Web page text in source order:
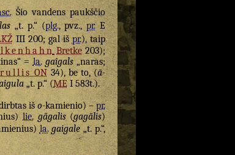
Šio vandens paukščio
„t. p.“ (plg., pvz.,pr.E
III 200; gal išpr.), taip
Bretke203);
=la. gaîgals„naras;
ON34), be to, (ā-
„t. p.“ (MEI 583t.).
išo-kamienio) –pr.
lie. gãgalis(gagãlis)
la. gaigale„t. p.“,